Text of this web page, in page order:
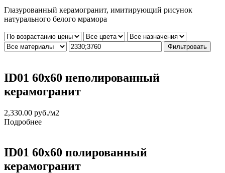
Глазурованный керамогранит, имитирующий рисунок
натурального белого мрамора
Фильтровать
ID01 60х60 неполированный
керамогранит
2,330.00 руб./м2
Подробнее
ID01 60х60 полированный
керамогранит